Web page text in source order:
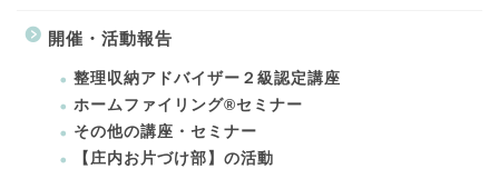
開催・活動報告
整理収納アドバイザー２級認定講座
ホームファイリング®セミナー
その他の講座・セミナー
【庄内お片づけ部】の活動